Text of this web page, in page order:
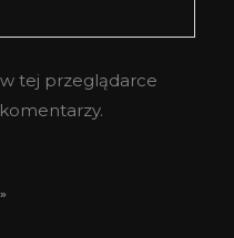
tej przeglądarce